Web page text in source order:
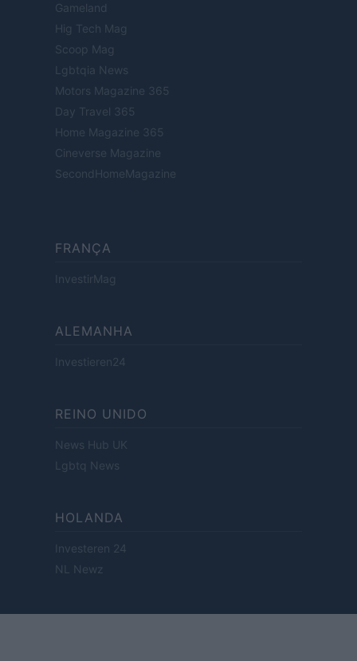
Gameland
Hig Tech Mag
Scoop Mag
Lgbtqia News
Motors Magazine 365
Day Travel 365
Home Magazine 365
Cineverse Magazine
SecondHomeMagazine
FRANÇA
InvestirMag
ALEMANHA
Investieren24
REINO UNIDO
News Hub UK
Lgbtq News
HOLANDA
Investeren 24
NL Newz